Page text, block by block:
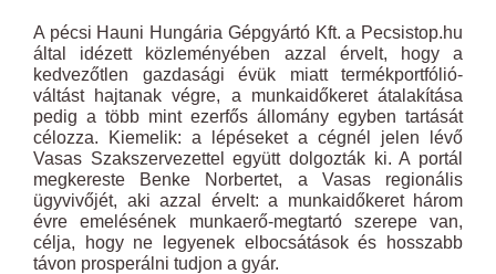
A pécsi Hauni Hungária Gépgyártó Kft. a Pecsistop.hu
által idézett közleményében azzal érvelt, hogy a
kedvezőtlen gazdasági évük miatt termékportfólió-
váltást hajtanak végre, a munkaidőkeret átalakítása
pedig a több mint ezerfős állomány egyben tartását
célozza. Kiemelik: a lépéseket a cégnél jelen lévő
Vasas Szakszervezettel együtt dolgozták ki. A portál
megkereste Benke Norbertet, a Vasas regionális
ügyvivőjét, aki azzal érvelt: a munkaidőkeret három
évre emelésének munkaerő-megtartó szerepe van,
célja, hogy ne legyenek elbocsátások és hosszabb
távon prosperálni tudjon a gyár.